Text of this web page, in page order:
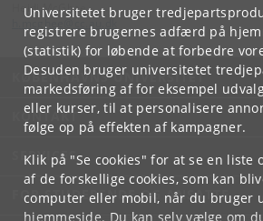
Universitetet bruger
registrere brugernes adfærd på
(statistik) for løbende at forbedre
Desuden bruger universitetet
markedsføring af for eksempel
eller kurser, til at personalisere
følge op på effekten af kampagner.
Klik på "Se cookies" for at se en liste
af de forskellige cookies, som kan
computer eller mobil, når du bruger
hjemmeside. Du kan selv vælge om
Heidi McGhee
KØBENHAVNS UNIVERSITET
KONTAKT
SERVICES
FOR STUDERENDE OG ANSATTE